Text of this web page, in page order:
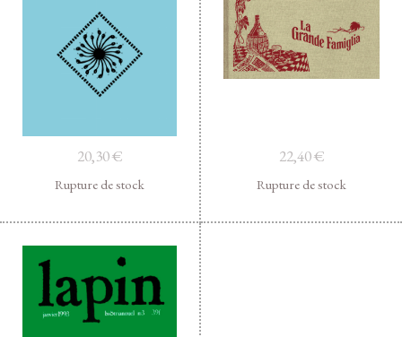
Facebook Twitter
20,30€
Rupture de stock
22,40€
Rupture de stock